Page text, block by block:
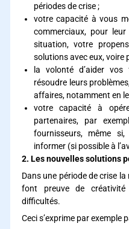
périodes de crise ;
votre capacité à vous
commerciaux, pour
situation, votre
solutions avec eux, voire
la volonté d’aider
résoudre leurs
affaires, notamment en
votre capacité à
partenaires, par
fournisseurs, même
informer (si possible à
2. Les nouvelles solutions
Dans une période de crise
font preuve de
difficultés.
Ceci s’exprime par exemple